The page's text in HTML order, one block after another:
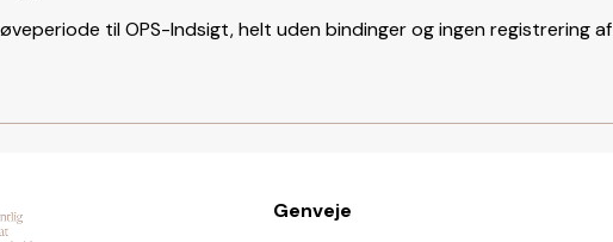
til OPS-Indsigt, helt uden bindinger og ingen registrering af
Genveje